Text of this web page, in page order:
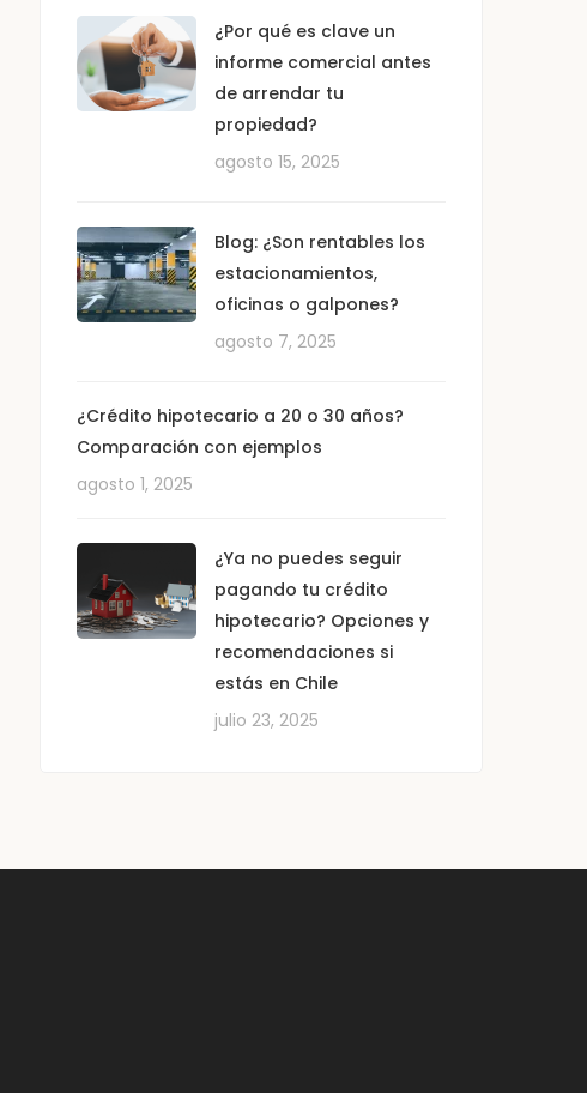
¿Por qué es clave un
informe comercial antes
de arrendar tu
propiedad?
agosto 15, 2025
Blog: ¿Son rentables los
estacionamientos,
oficinas o galpones?
agosto 7, 2025
¿Crédito hipotecario a 20 o 30 años?
Comparación con ejemplos
agosto 1, 2025
¿Ya no puedes seguir
pagando tu crédito
hipotecario? Opciones y
recomendaciones si
estás en Chile
julio 23, 2025